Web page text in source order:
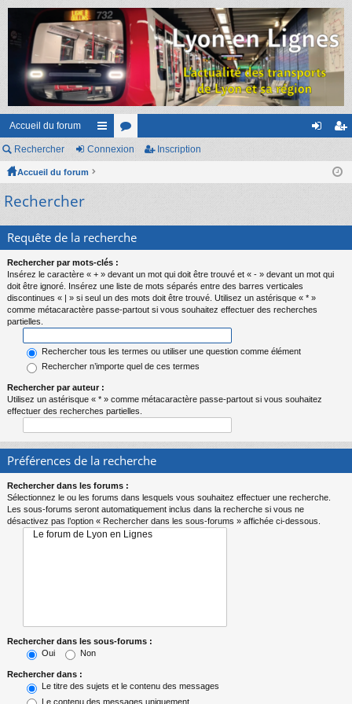
Accueil du forum
ac
s
or
cri
Rechercher Connexion Inscription
Accueil du forum
Rechercher
Requête de la recherche
Rechercher par mots-clés :
Insérez le caractère « + » devant un mot qui doit être trouvé et « - » devant un mot qui
doit être ignoré. Insérez une liste de mots séparés entre des barres verticales
discontinues « | » si seul un des mots doit être trouvé. Utilisez un astérisque « * »
comme métacaractère passe-partout si vous souhaitez effectuer des recherches
partielles.
Rechercher tous les termes ou utiliser une question comme élément
Rechercher n’importe quel de ces termes
Rechercher par auteur :
Utilisez un astérisque « * » comme métacaractère passe-partout si vous souhaitez
effectuer des recherches partielles.
Préférences de la recherche
Rechercher dans les forums :
Sélectionnez le ou les forums dans lesquels vous souhaitez effectuer une recherche.
Les sous-forums seront automatiquement inclus dans la recherche si vous ne
désactivez pas l’option « Rechercher dans les sous-forums » affichée ci-dessous.
Rechercher dans les sous-forums :
Oui
Non
Rechercher dans :
Le titre des sujets et le contenu des messages
Le contenu des messages uniquement